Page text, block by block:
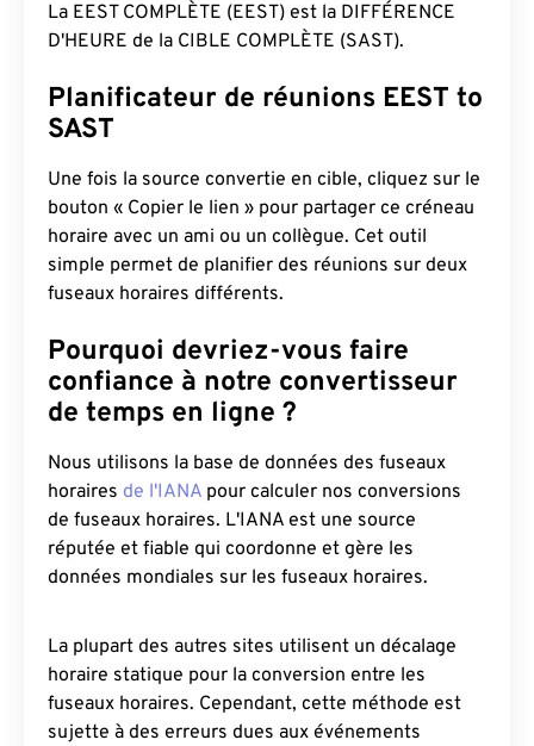
La EEST COMPLÈTE (EEST) est la DIFFÉRENCE
D'HEURE de la CIBLE COMPLÈTE (SAST).
Planificateur de réunions EEST to
SAST
Une fois la source convertie en cible, cliquez sur le
bouton « Copier le lien » pour partager ce créneau
horaire avec un ami ou un collègue. Cet outil
simple permet de planifier des réunions sur deux
fuseaux horaires différents.
Pourquoi devriez-vous faire
confiance à notre convertisseur
de temps en ligne ?
Nous utilisons la base de données des fuseaux
horaires de l'IANA pour calculer nos conversions
de fuseaux horaires. L'IANA est une source
réputée et fiable qui coordonne et gère les
données mondiales sur les fuseaux horaires.
La plupart des autres sites utilisent un décalage
horaire statique pour la conversion entre les
fuseaux horaires. Cependant, cette méthode est
sujette à des erreurs dues aux événements